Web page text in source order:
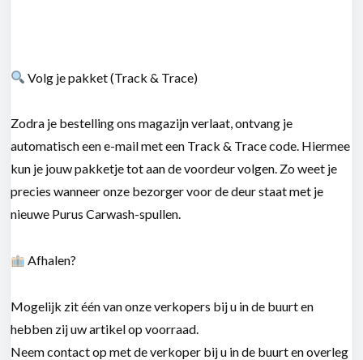
Volg je pakket (Track & Trace)
Zodra je bestelling ons magazijn verlaat, ontvang je
automatisch een e-mail met een Track & Trace code. Hiermee
kun je jouw pakketje tot aan de voordeur volgen. Zo weet je
precies wanneer onze bezorger voor de deur staat met je
nieuwe Purus Carwash-spullen.
Afhalen?
Mogelijk zit één van onze verkopers bij u in de buurt en
hebben zij uw artikel op voorraad.
Neem contact op met de verkoper bij u in de buurt en overleg